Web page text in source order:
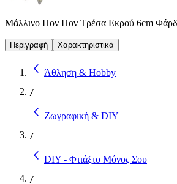
Μάλλινο Πον Πον Τρέσα Εκρού 6cm
Περιγραφή Χαρακτηριστικά
Άθληση & Hobby
/
Ζωγραφική & DIY
/
DIY - Φτιάξτο Μόνος Σου
/